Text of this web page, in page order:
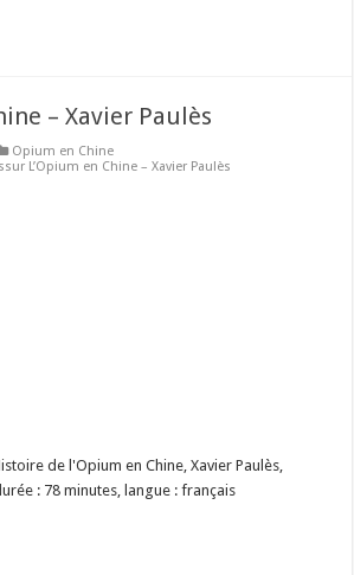
– Xavier Paulès
Opium en Chine
sur L’Opium en Chine – Xavier Paulès
de l'Opium en Chine, Xavier Paulès,
: 78 minutes, langue : français